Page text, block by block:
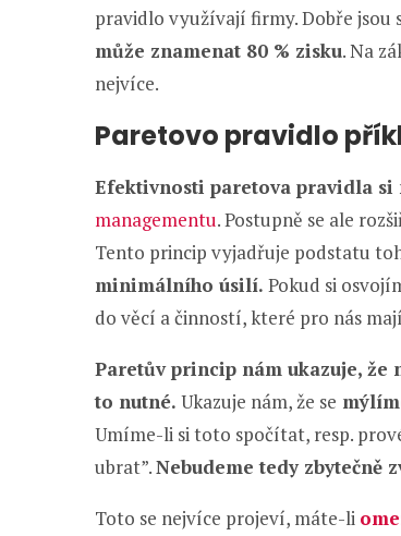
pravidlo využívají firmy. Dobře jsou
může znamenat 80 % zisku. Na
nejvíce.
Paretovo pravidlo
Efektivnosti paretova pravidla
managementu. Postupně se ale
Tento princip vyjadřuje podstatu
minimálního úsilí. Pokud si
do věcí a činností, které pro nás
Paretův princip nám ukazuje, že
to nutné. Ukazuje nám, že se
Umíme-li si toto spočítat, resp.
ubrat”.Nebudeme tedy zbytečně
Toto se nejvíce projeví, máte-li